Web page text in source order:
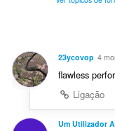
:
l
23ycovop 4
flawless
Ligação
Um Utilizador